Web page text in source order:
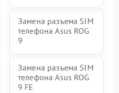
Замена разъема SIM
телефона Asus ROG
9
Замена разъема SIM
телефона Asus ROG
9 FE